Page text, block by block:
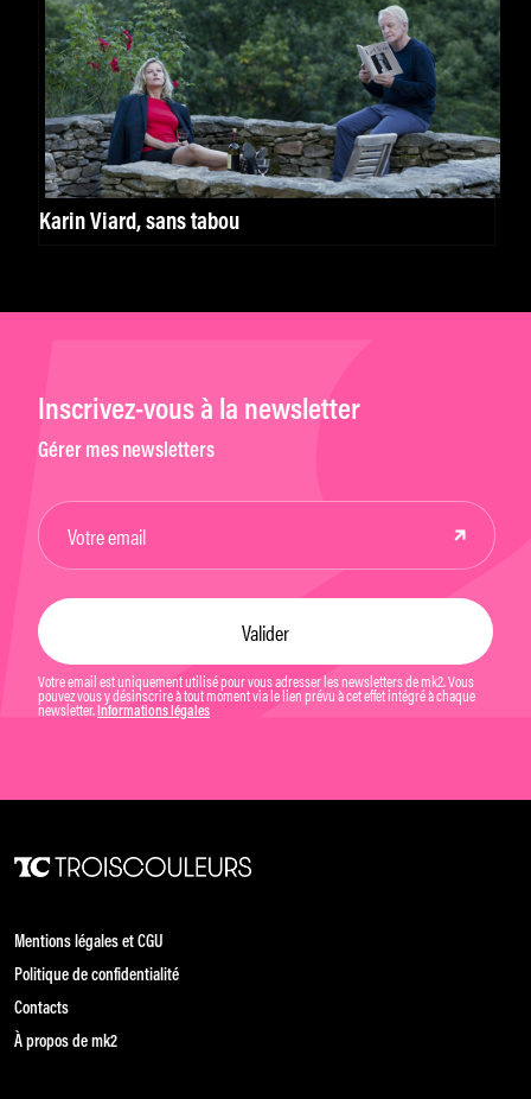
Karin Viard, sans tabou
Inscrivez-vous à la newsletter
Gérer mes newsletters
Votre email est uniquement utilisé pour vous adresser les newsletters de mk2. Vous
pouvez vous y désinscrire à tout moment via le lien prévu à cet effet intégré à chaque
newsletter. Informations légales
Mentions légales et CGU
Politique de confidentialité
Contacts
À propos de mk2